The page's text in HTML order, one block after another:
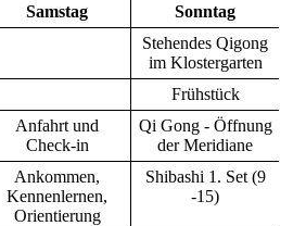
Samstag
Sonntag
Stehendes Qigong
im Klostergarten
Frühstück
Anfahrt und
Check-in
Qi Gong - Öffnung
der Meridiane
Ankommen,
Kennenlernen,
Orientierung
Shibashi 1. Set (9
-15)